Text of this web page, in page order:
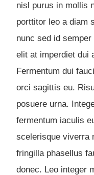
nisl purus in mollis
porttitor leo a diam
nunc sed id
elit at imperdiet dui
Fermentum dui
orci sagittis eu.
posuere urna.
fermentum iaculis
scelerisque viverra
fringilla phasellus
donec. Leo integer